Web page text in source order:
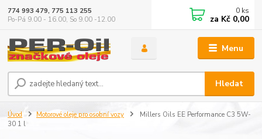
Menu
Hledat
774 993 479, 775 113 255
Po-Pá 9.00 - 16.00, So 9.00 -12.00
0 ks
za Kč 0,00
Úvod Motorové oleje pro osobní vozy
Millers Oils EE Performance C3 5W-
30 1 l